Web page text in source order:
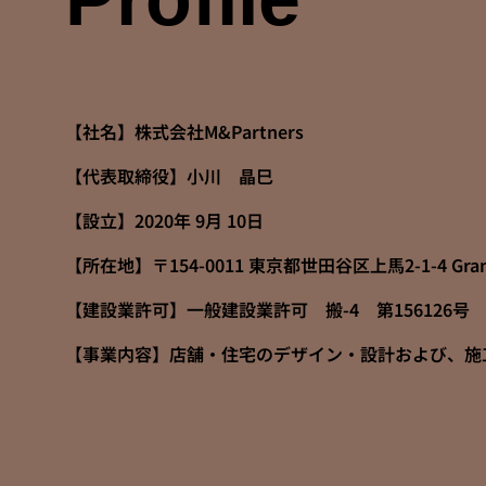
【社名】株式会社M&Partners
【代表取締役】小川 晶巳
【設立】2020年 9月 10日
【所在地】〒154-0011 東京都世田谷区上馬2-1-4
【建設業許可】一般建設業許可 搬-4 第156126号
【事業内容】店舗・住宅のデザイン・設計および、施